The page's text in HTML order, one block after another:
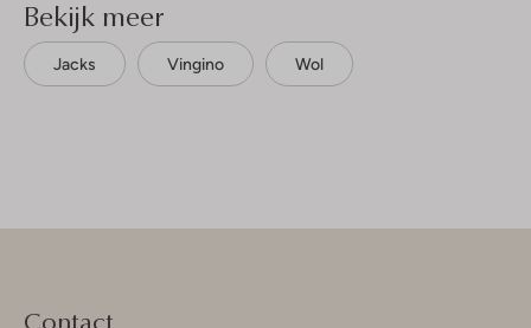
Bekijk meer
Jacks Vingino Wol
Contact